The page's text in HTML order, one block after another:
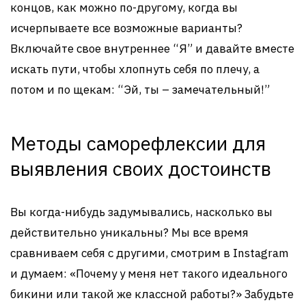
концов, как можно по-другому, когда вы
исчерпываете все возможные варианты?
Включайте свое внутреннее “Я” и давайте вместе
искать пути, чтобы хлопнуть себя по плечу, а
потом и по щекам: “Эй, ты – замечательный!”
Методы саморефлексии для
выявления своих достоинств
Вы когда-нибудь задумывались, насколько вы
действительно уникальны? Мы все время
сравниваем себя с другими, смотрим в Instagram
и думаем: «Почему у меня нет такого идеального
бикини или такой же классной работы?» Забудьте